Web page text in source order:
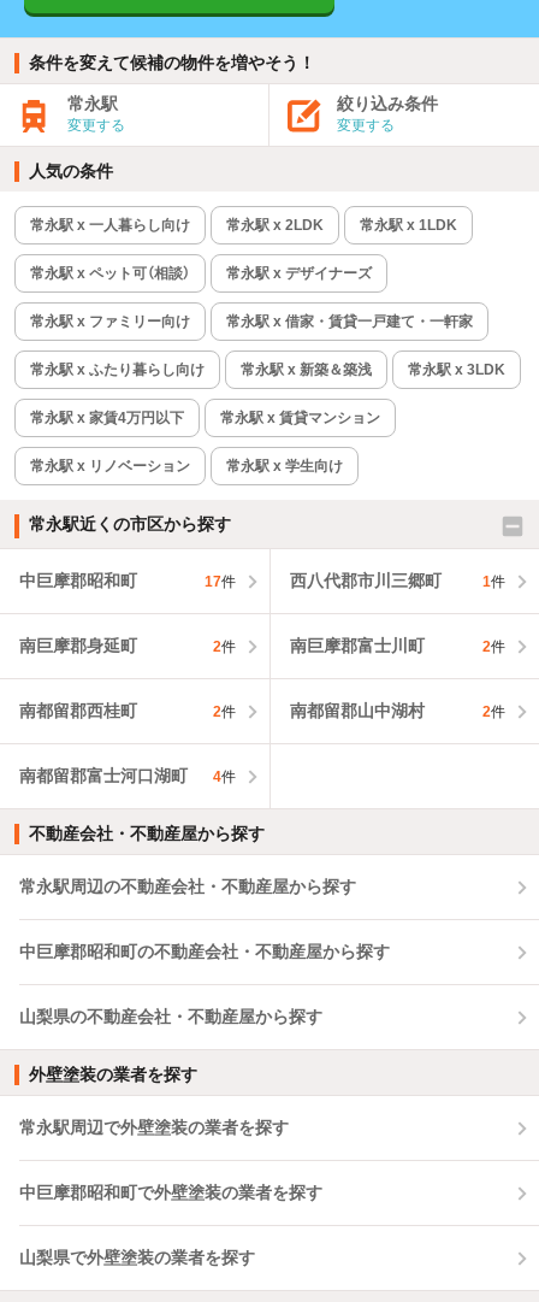
条件を変えて候補の物件を増やそう！
常永駅
変更する
絞り込み条件
変更する
人気の条件
常永駅 x 一人暮らし向け 常永駅 x 2LDK 常永駅 x 1LDK
常永駅 x ペット可（相談） 常永駅 x デザイナーズ
常永駅 x ファミリー向け 常永駅 x 借家・賃貸一戸建て・一軒家
常永駅 x ふたり暮らし向け 常永駅 x 新築＆築浅 常永駅 x 3LDK
常永駅 x 家賃4万円以下 常永駅 x 賃貸マンション
常永駅 x リノベーション 常永駅 x 学生向け
常永駅近くの市区から探す
中巨摩郡昭和町 17件 西八代郡市川三郷町 1件
南巨摩郡身延町 2件 南巨摩郡富士川町 2件
南都留郡西桂町 2件 南都留郡山中湖村 2件
南都留郡富士河口湖町 4件
不動産会社・不動産屋から探す
常永駅周辺の不動産会社・不動産屋から探す
中巨摩郡昭和町の不動産会社・不動産屋から探す
山梨県の不動産会社・不動産屋から探す
外壁塗装の業者を探す
常永駅周辺で外壁塗装の業者を探す
中巨摩郡昭和町で外壁塗装の業者を探す
山梨県で外壁塗装の業者を探す